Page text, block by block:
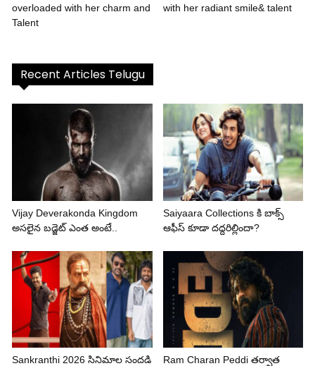
overloaded with her charm and
Talent
with her radiant smile& talent
Recent Articles Telugu
Vijay Deverakonda Kingdom
అసలైన బడ్జెట్ ఎంత అంటే..
Saiyaara Collections కి బాక్స్
ఆఫీస్ కూడా దద్దరిల్లిందా?
Sankranthi 2026 సినిమాల సందడి
Ram Charan Peddi తర్వాత